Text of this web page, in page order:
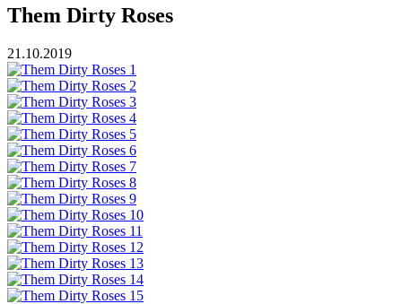
Them Dirty Roses
21.10.2019